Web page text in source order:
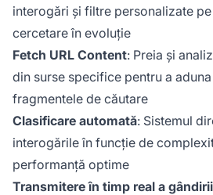
interogări și filtre personalizate
cercetare în evoluție
Fetch URL Content: Preia și
din surse specifice pentru a
fragmentele de căutare
Clasificare automată: Sistemul
interogările în funcție de
performanță optime
Transmitere în timp real a gândirii